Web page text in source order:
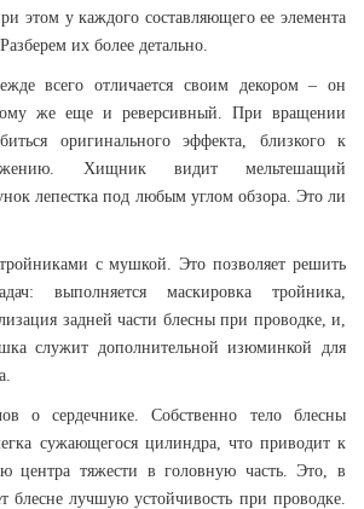
этом у каждого составляющего ее элемента
их более детально.
всего отличается своим декором – он
же еще и реверсивный. При вращении
оригинального эффекта, близкого к
Хищник видит мельтешащий
лепестка под любым углом обзора. Это ли
с мушкой. Это позволяет решить
выполняется маскировка тройника,
задней части блесны при проводке, и,
служит дополнительной изюминкой для
о сердечнике. Cобственно тело блесны
сужающегося цилиндра, что приводит к
центра тяжести в головную часть. Это, в
блесне лучшую устойчивость при проводке.